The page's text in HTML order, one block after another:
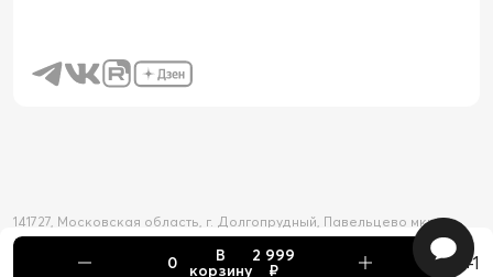
В
корзину
2 999
₽ +1
141727, Московская область, г. Долгопрудный, Павельцево мкр-н,
Новое шоссе, д. 56
2026 © Официальный интернет-магазин Happy Baby